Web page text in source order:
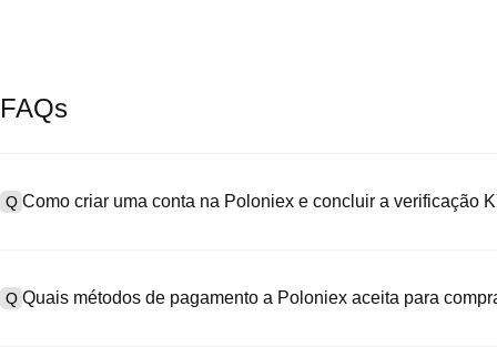
FAQs
Q Como criar uma conta na Poloniex e concluir a verificação
SMS. Após o cadastro, vá em "Configurações" > "Segurança",
Q Quais métodos de pagamento a Poloniex aceita para